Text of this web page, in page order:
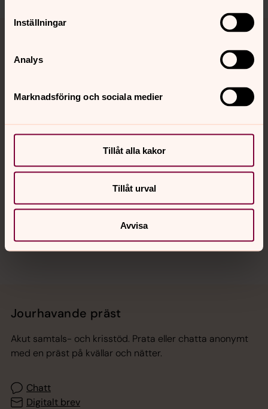
Inställningar
Analys
Marknadsföring och sociala medier
Tillåt alla kakor
Tillåt urval
Avvisa
Tillbaka till toppen
Tillbaka till innehållet
Kalender
Hitta snabbt
Jourhavande präst
Akut samtals- och krisstöd. Prata eller chatta anonymt
med en präst på kvällar och nätter.
Chatt
Digitalt brev